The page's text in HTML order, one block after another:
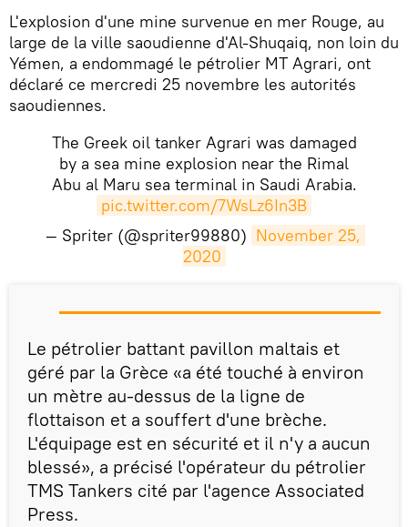
L'explosion d'une mine survenue en mer Rouge, au
large de la ville saoudienne d'Al-Shuqaiq, non loin du
Yémen, a endommagé le pétrolier MT Agrari, ont
déclaré ce mercredi 25 novembre les autorités
saoudiennes.
The Greek oil tanker Agrari was damaged
by a sea mine explosion near the Rimal
Abu al Maru sea terminal in Saudi Arabia.
pic.twitter.com/7WsLz6In3B
— Spriter (@spriter99880) November 25,
2020
Le pétrolier battant pavillon maltais et
géré par la Grèce «a été touché à environ
un mètre au-dessus de la ligne de
flottaison et a souffert d'une brèche.
L'équipage est en sécurité et il n'y a aucun
blessé», a précisé l'opérateur du pétrolier
TMS Tankers cité par l'agence Associated
Press.